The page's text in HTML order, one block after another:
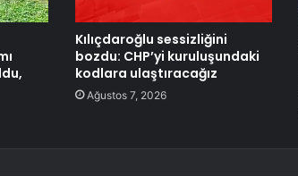
Kılıçdaroğlu sessizliğini
bozdu: CHP’yi kuruluşundaki
kodlara ulaştıracağız
Ağustos 7, 2026